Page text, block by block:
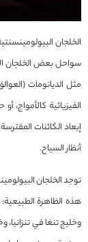
الخلجان
سواحل بعض الخلجان
مثل الدياتومات
الفيزيائية
إبعاد الكائنات
أنظار السياح.
توجد الخلجان
هذه الظاهرة
وخليج تنغا في